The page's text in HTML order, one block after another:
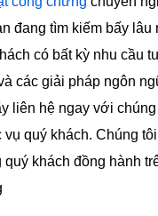
đang tìm kiếm bấy lâu
có bất kỳ nhu cầu
các giải pháp ngôn
liên hệ ngay với
quý khách. Chúng
khách đồng hành